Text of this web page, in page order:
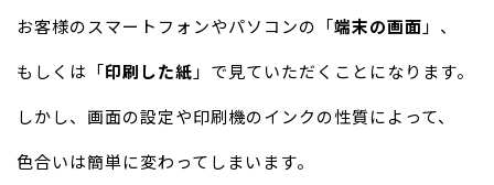
お客様のスマートフォンやパソコンの「端末の画面 」、
もしくは「印刷した紙 」で見ていただくことになります。
しかし、画面の設定や印刷機のインクの性質によって、
色合いは簡単に変わってしまいます。